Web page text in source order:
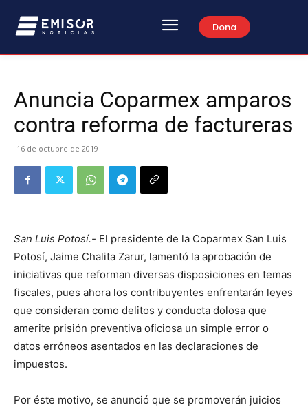
Dona
Anuncia Coparmex amparos
contra reforma de factureras
16 de octubre de 2019
San Luis Potosí.- El presidente de la Coparmex San Luis
Potosí, Jaime Chalita Zarur, lamentó la aprobación de
iniciativas que reforman diversas disposiciones en temas
fiscales, pues ahora los contribuyentes enfrentarán leyes
que consideran como delitos y conducta dolosa que
amerite prisión preventiva oficiosa un simple error o
datos erróneos asentados en las declaraciones de
impuestos.
Por éste motivo, se anunció que se promoverán juicios